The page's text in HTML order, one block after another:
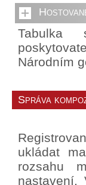
Tabulka
Národním
Správa
ukládat
rozsahu
nastavení.